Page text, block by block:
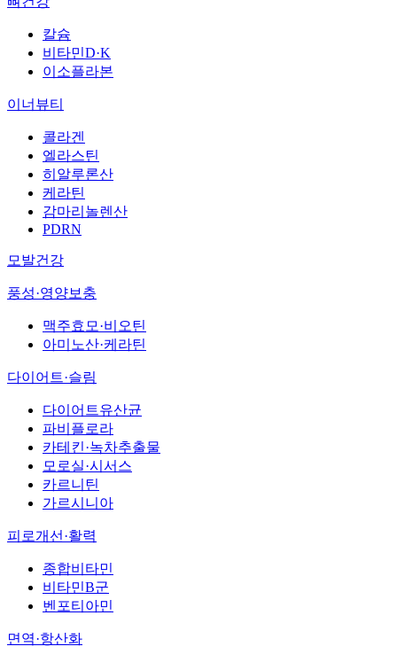
칼슘
비타민D·K
이소플라본
이너뷰티
콜라겐
엘라스틴
히알루론산
케라틴
감마리놀렌산
PDRN
모발건강
풍성·영양보충
맥주효모·비오틴
아미노산·케라틴
다이어트·슬림
다이어트유산균
파비플로라
카테킨·녹차추출물
모로실·시서스
카르니틴
가르시니아
피로개선·활력
종합비타민
비타민B군
벤포티아민
면역·항산화